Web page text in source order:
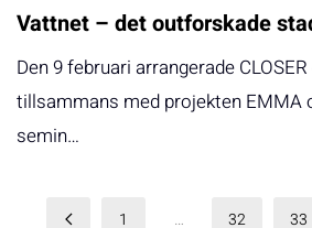
Vattnet – det outforskade
Den 9 februari arrangerade
tillsammans med projekten EMMA
semin…
1 … 32 33